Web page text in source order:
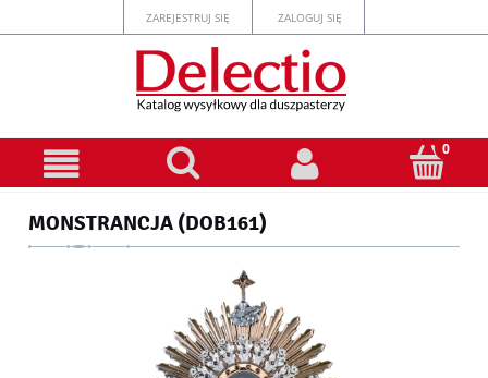
ZAREJESTRUJ SIĘ ZALOGUJ SIĘ
MONSTRANCJA (DOB161)